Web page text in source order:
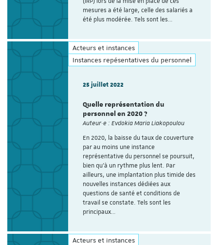
mesures a été large, celle des salariés a
été plus modérée. Tels sont les…
Acteurs et instances
Instances repésentatives du personnel
25 juillet 2022
Quelle représentation du
personnel en 2020 ?
Auteur·e : Evdokia Maria Liakopoulou
En 2020, la baisse du taux de couverture
par au moins une instance
représentative du personnel se poursuit,
bien qu’à un rythme plus lent. Par
ailleurs, une implantation plus timide des
nouvelles instances dédiées aux
questions de santé et conditions de
travail se constate. Tels sont les
principaux…
Acteurs et instances